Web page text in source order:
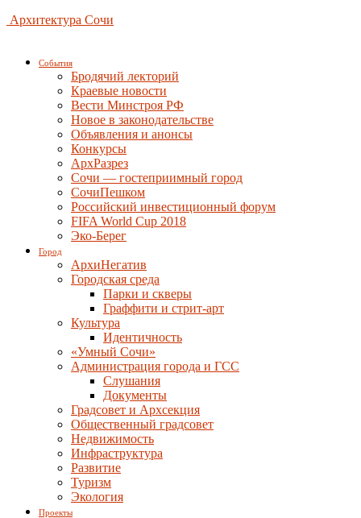
Архитектура Сочи
События
Бродячий лекторий
Краевые новости
Вести Минстроя РФ
Новое в законодательстве
Объявления и анонсы
Конкурсы
АрхРазрез
Сочи — гостеприимный город
СочиПешком
Российский инвестиционный форум
FIFA World Cup 2018
Эко-Берег
Город
АрхиНегатив
Городская среда
Парки и скверы
Граффити и стрит-арт
Культура
Идентичность
«Умный Сочи»
Администрация города и ГСС
Слушания
Документы
Градсовет и Архсекция
Общественный градсовет
Недвижимость
Инфраструктура
Развитие
Туризм
Экология
Проекты